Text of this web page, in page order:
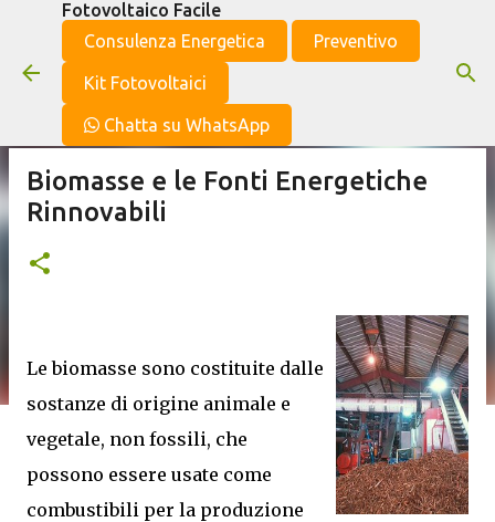
Passa ai contenuti principali
Fotovoltaico Facile
Consulenza Energetica
Preventivo
Kit Fotovoltaici
Chatta su WhatsApp
Biomasse e le Fonti Energetiche
Rinnovabili
Le biomasse sono costituite dalle
sostanze di origine animale e
vegetale, non fossili, che
possono essere usate come
combustibili per la produzione